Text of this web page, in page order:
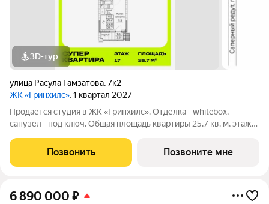
3D-тур
улица Расула Гамзатова,7к2
ЖК «Гринхилс», 1 квартал 2027
Продается студия в ЖК «Гринхилс». Отделка - whitebox,
санузел - под ключ. Общая площадь квартиры 25.7 кв. м, этаж
ЖК «Гринхилс» жилой квартал комфорт-класса в выгодной
локации
Позвонить Позвоните мне
6 890 000 ₽